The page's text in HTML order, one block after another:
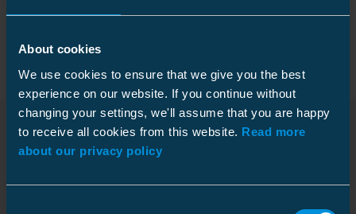
About cookies
We use cookies to ensure that we give you the best
experience on our website. If you continue without
changing your settings, we'll assume that you are happy
to receive all cookies from this website. Read more
about our privacy policy
Dimensions
Poids
0.181 kg
Hauteur
Largeur
114 mm
Packaging
Téléchargements